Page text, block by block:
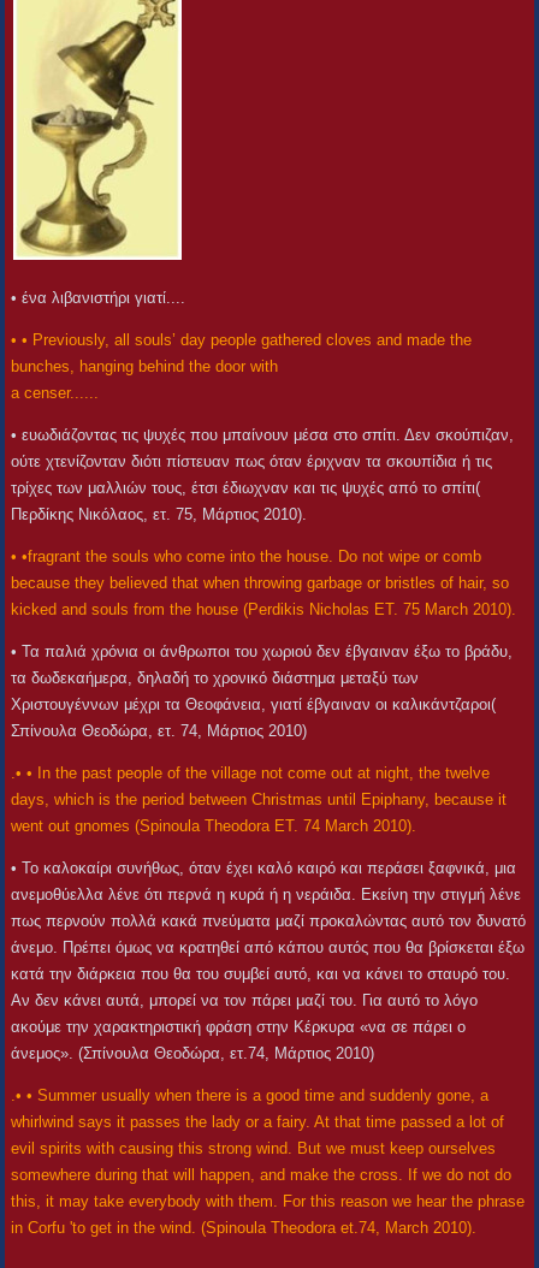
• ένα λιβανιστήρι γιατί....
• • Previously, all souls’ day people gathered cloves and made the
bunches, hanging behind the door with
a censer......
• ευωδιάζοντας τις ψυχές που μπαίνουν μέσα στο σπίτι. Δεν σκούπιζαν,
ούτε χτενίζονταν διότι πίστευαν πως όταν έριχναν τα σκουπίδια ή τις
τρίχες των μαλλιών τους, έτσι έδιωχναν και τις ψυχές από το σπίτι(
Περδίκης Νικόλαος, ετ. 75, Μάρτιος 2010).
• •fragrant the souls who come into the house. Do not wipe or comb
because they believed that when throwing garbage or bristles of hair, so
kicked and souls from the house (Perdikis Nicholas ET. 75 March 2010).
• Τα παλιά χρόνια οι άνθρωποι του χωριού δεν έβγαιναν έξω το βράδυ,
τα δωδεκαήμερα, δηλαδή το χρονικό διάστημα μεταξύ των
Χριστουγέννων μέχρι τα Θεοφάνεια, γιατί έβγαιναν οι καλικάντζαροι(
Σπίνουλα Θεοδώρα, ετ. 74, Μάρτιος 2010)
.• • In the past people of the village not come out at night, the twelve
days, which is the period between Christmas until Epiphany, because it
went out gnomes (Spinoula Theodora ET. 74 March 2010).
• Το καλοκαίρι συνήθως, όταν έχει καλό καιρό και περάσει ξαφνικά, μια
ανεμοθύελλα λένε ότι περνά η κυρά ή η νεράιδα. Εκείνη την στιγμή λένε
πως περνούν πολλά κακά πνεύματα μαζί προκαλώντας αυτό τον δυνατό
άνεμο. Πρέπει όμως να κρατηθεί από κάπου αυτός που θα βρίσκεται έξω
κατά την διάρκεια που θα του συμβεί αυτό, και να κάνει το σταυρό του.
Αν δεν κάνει αυτά, μπορεί να τον πάρει μαζί του. Για αυτό το λόγο
ακούμε την χαρακτηριστική φράση στην Κέρκυρα «να σε πάρει ο
άνεμος». (Σπίνουλα Θεοδώρα, ετ.74, Μάρτιος 2010)
.• • Summer usually when there is a good time and suddenly gone, a
whirlwind says it passes the lady or a fairy. At that time passed a lot of
evil spirits with causing this strong wind. But we must keep ourselves
somewhere during that will happen, and make the cross. If we do not do
this, it may take everybody with them. For this reason we hear the phrase
in Corfu 'to get in the wind. (Spinoula Theodora et.74, March 2010).